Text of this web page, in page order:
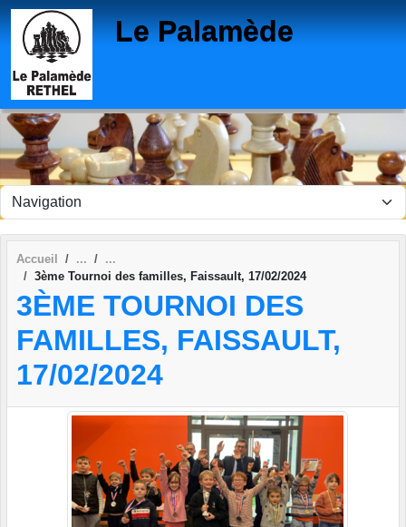
Le Palamède
Accueil
3ème Tournoi des familles, Faissault, 17/02/2024
3ÈME TOURNOI DES
FAMILLES, FAISSAULT,
17/02/2024
Panneau de gestion des cookies